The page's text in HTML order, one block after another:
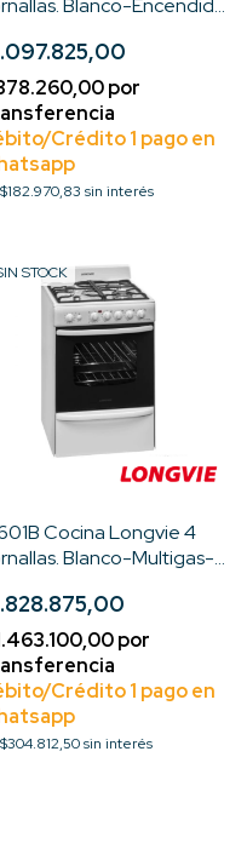
Blanco-Encendido
Standar
$182.970,83 sin interés
STOCK
Cocina Longvie 4
Blanco-Multigas-
$304.812,50sin interés